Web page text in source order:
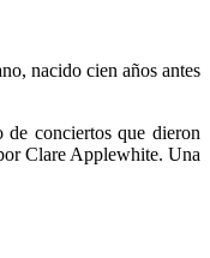
nacido cien años antes
conciertos que dieron
Clare Applewhite. Una